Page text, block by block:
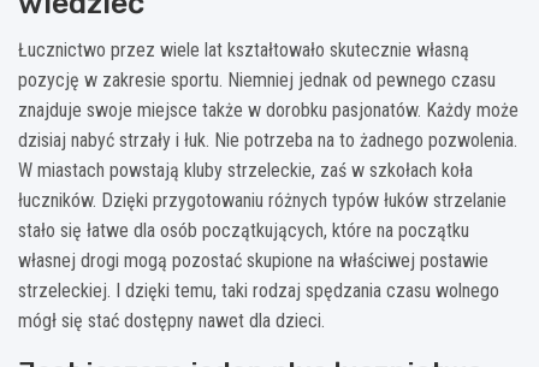
Łucznictwo przez wiele lat kształtowało skutecznie własną
pozycję w zakresie sportu. Niemniej jednak od pewnego czasu
znajduje swoje miejsce także w dorobku pasjonatów. Każdy może
dzisiaj nabyć strzały i łuk. Nie potrzeba na to żadnego pozwolenia.
W miastach powstają kluby strzeleckie, zaś w szkołach koła
łuczników. Dzięki przygotowaniu różnych typów łuków strzelanie
stało się łatwe dla osób początkujących, które na początku
własnej drogi mogą pozostać skupione na właściwej postawie
strzeleckiej. I dzięki temu, taki rodzaj spędzania czasu wolnego
mógł się stać dostępny nawet dla dzieci.